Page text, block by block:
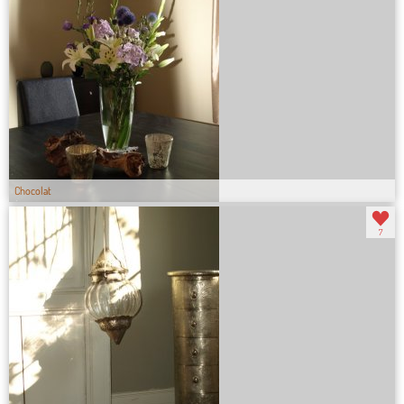
Chocolat
7